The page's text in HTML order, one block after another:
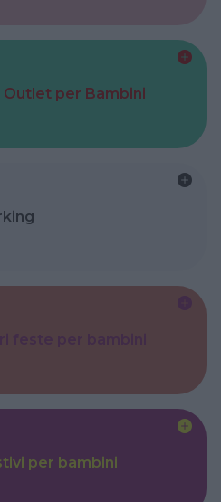
Outlet per Bambini
per bambini